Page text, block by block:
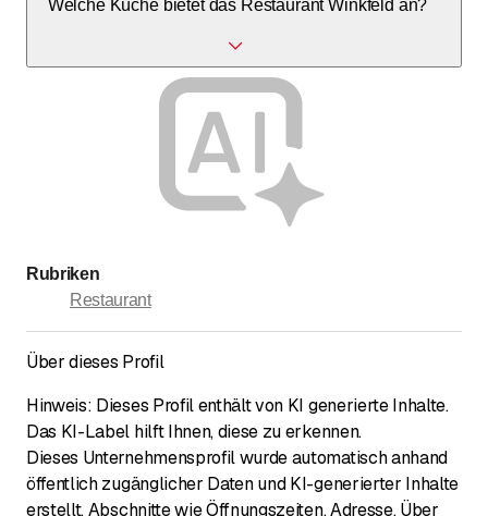
Welche Küche bietet das Restaurant Winkfeld an?
Details zur Küche sind nicht angegeben.
Rubriken
Restaurant
Über dieses Profil
Hinweis: Dieses Profil enthält von KI generierte Inhalte.
Das KI-Label hilft Ihnen, diese zu erkennen.
Dieses Unternehmensprofil wurde automatisch anhand
öffentlich zugänglicher Daten und KI-generierter Inhalte
erstellt. Abschnitte wie Öffnungszeiten, Adresse, Über